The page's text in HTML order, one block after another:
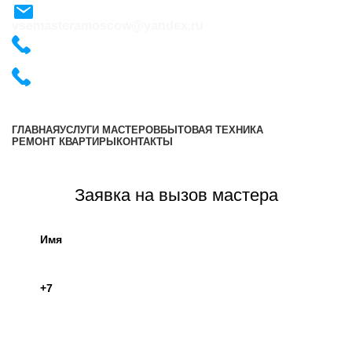
+7 (495) 487-54-57
+7 (495) 487-54-57
ГЛАВНАЯУСЛУГИ МАСТЕРОВБЫТОВАЯ ТЕХНИКА
РЕМОНТ КВАРТИРЫ КОНТАКТЫ
Заявка на вызов мастера